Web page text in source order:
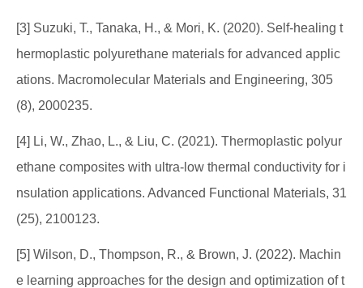
[3] Suzuki, T., Tanaka, H., & Mori, K. (2020). Self-healing t
hermoplastic polyurethane materials for advanced applic
ations. Macromolecular Materials and Engineering, 305
(8), 2000235.
[4] Li, W., Zhao, L., & Liu, C. (2021). Thermoplastic polyur
ethane composites with ultra-low thermal conductivity for i
nsulation applications. Advanced Functional Materials, 31
(25), 2100123.
[5] Wilson, D., Thompson, R., & Brown, J. (2022). Machin
e learning approaches for the design and optimization of t